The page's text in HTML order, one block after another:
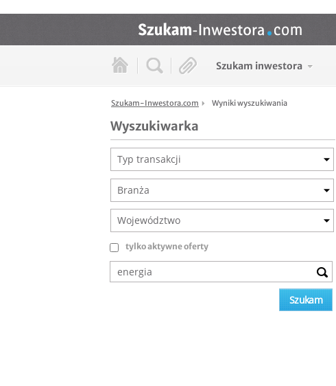
Szukam inwestora
Szukam-Inwestora.com Wyniki wyszukiwania
Wyszukiwarka
Typ transakcji
Branża
Województwo
tylko aktywne oferty